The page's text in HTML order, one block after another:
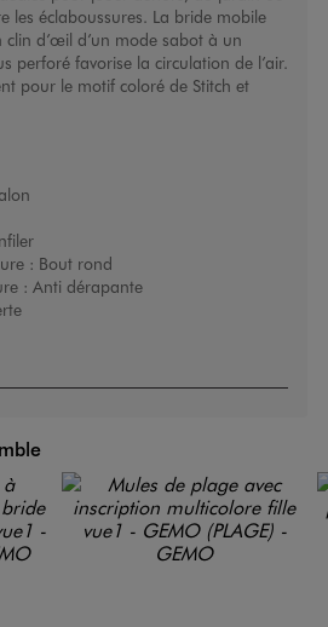
les éclaboussures. La bride mobile
d’œil d’un mode sabot à un
perforé favorise la circulation de l’air.
pour le motif coloré de Stitch et
: Bout rond
: Anti dérapante